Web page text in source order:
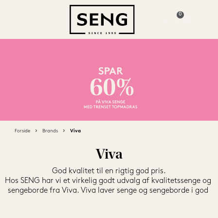
Forside Brands Viva
Viva
God kvalitet til en rigtig god pris.
Hos SENG har vi et virkelig godt udvalg af kvalitetssenge og
sengeborde fra Viva. Viva laver senge og sengeborde i god